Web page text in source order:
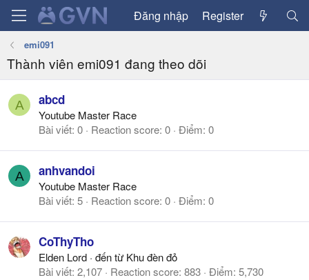
Đăng nhập Register
emi091
Thành viên emi091 đang theo dõi
A abcd
Youtube Master Race
Bài viết 0 Reaction score 0 Điểm 0
A anhvandoi
Youtube Master Race
Bài viết 5 Reaction score 0 Điểm 0
CoThyTho
Elden Lord · đến từ Khu đèn đỏ
Bài viết 2,107 Reaction score 883 Điểm 5,730